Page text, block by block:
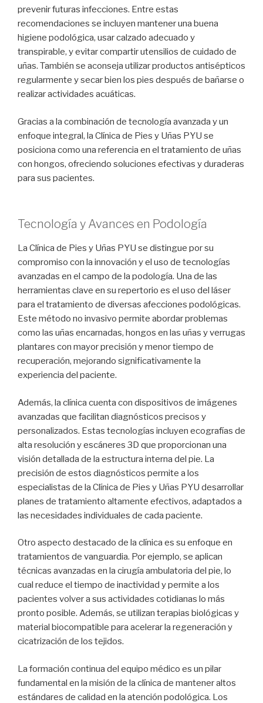
prevenir futuras infecciones. Entre estas
recomendaciones se incluyen mantener una buena
higiene podológica, usar calzado adecuado y
transpirable, y evitar compartir utensilios de cuidado de
uñas. También se aconseja utilizar productos antisépticos
regularmente y secar bien los pies después de bañarse o
realizar actividades acuáticas.
Gracias a la combinación de tecnología avanzada y un
enfoque integral, la Clínica de Pies y Uñas PYU se
posiciona como una referencia en el tratamiento de uñas
con hongos, ofreciendo soluciones efectivas y duraderas
para sus pacientes.
Tecnología y Avances en Podología
La Clínica de Pies y Uñas PYU se distingue por su
compromiso con la innovación y el uso de tecnologías
avanzadas en el campo de la podología. Una de las
herramientas clave en su repertorio es el uso del láser
para el tratamiento de diversas afecciones podológicas.
Este método no invasivo permite abordar problemas
como las uñas encarnadas, hongos en las uñas y verrugas
plantares con mayor precisión y menor tiempo de
recuperación, mejorando significativamente la
experiencia del paciente.
Además, la clínica cuenta con dispositivos de imágenes
avanzadas que facilitan diagnósticos precisos y
personalizados. Estas tecnologías incluyen ecografías de
alta resolución y escáneres 3D que proporcionan una
visión detallada de la estructura interna del pie. La
precisión de estos diagnósticos permite a los
especialistas de la Clínica de Pies y Uñas PYU desarrollar
planes de tratamiento altamente efectivos, adaptados a
las necesidades individuales de cada paciente.
Otro aspecto destacado de la clínica es su enfoque en
tratamientos de vanguardia. Por ejemplo, se aplican
técnicas avanzadas en la cirugía ambulatoria del pie, lo
cual reduce el tiempo de inactividad y permite a los
pacientes volver a sus actividades cotidianas lo más
pronto posible. Además, se utilizan terapias biológicas y
material biocompatible para acelerar la regeneración y
cicatrización de los tejidos.
La formación continua del equipo médico es un pilar
fundamental en la misión de la clínica de mantener altos
estándares de calidad en la atención podológica. Los